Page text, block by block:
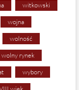
witkowski
wojna
wolność
wolny rynek
wybory
wiek